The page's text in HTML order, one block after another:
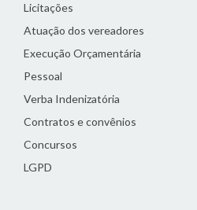
Licitações
Atuação dos vereadores
Execução Orçamentária
Pessoal
Verba Indenizatória
Contratos e convênios
Concursos
LGPD